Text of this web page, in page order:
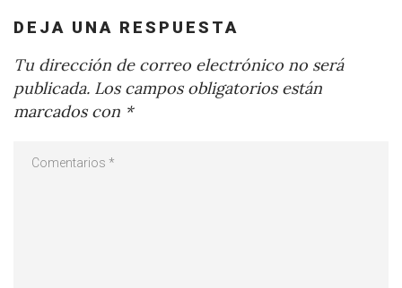
DEJA UNA RESPUESTA
Tu dirección de correo electrónico no será
publicada. Los campos obligatorios están
marcados con *